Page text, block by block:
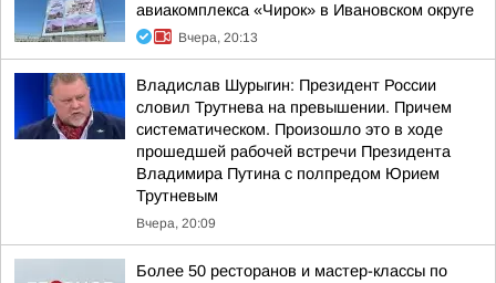
авиакомплекса «Чирок» в Ивановском округе
Вчера, 20:13
Владислав Шурыгин: Президент России
словил Трутнева на превышении. Причем
систематическом. Произошло это в ходе
прошедшей рабочей встречи Президента
Владимира Путина с полпредом Юрием
Трутневым
Вчера, 20:09
Более 50 ресторанов и мастер-классы по